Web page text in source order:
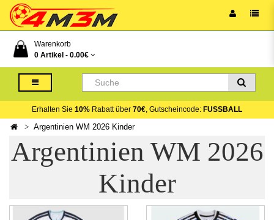
Warenkorb
0 Artikel - 0.00€
Erhalten Sie 10% Rabatt über 70€, Gutscheincode: FUSSBALL
Argentinien WM 2026 Kinder
Argentinien WM 2026
Kinder